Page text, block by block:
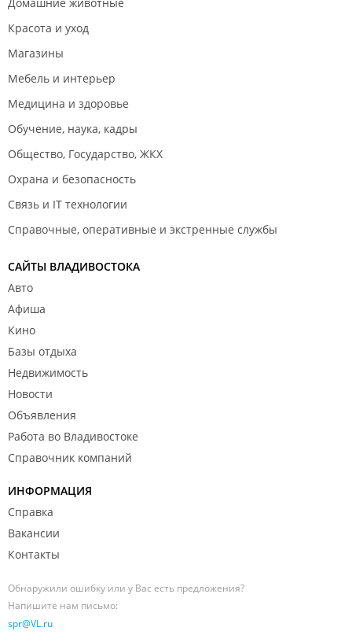
Красота и уход
Магазины
Мебель и интерьер
Медицина и здоровье
Обучение, наука, кадры
Общество, Государство, ЖКХ
Охрана и безопасность
Связь и IT технологии
Справочные, оперативные и экстренные службы
САЙТЫ ВЛАДИВОСТОКА
Авто
Афиша
Кино
Базы отдыха
Недвижимость
Новости
Объявления
Работа во Владивостоке
Справочник компаний
ИНФОРМАЦИЯ
Справка
Вакансии
Контакты
Обнаружили ошибку или у Вас есть предложения?
Напишите нам письмо:
spr@VL.ru